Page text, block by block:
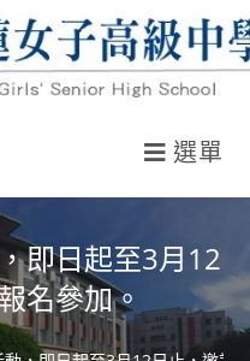
選單
即日起至3月12
名參加。